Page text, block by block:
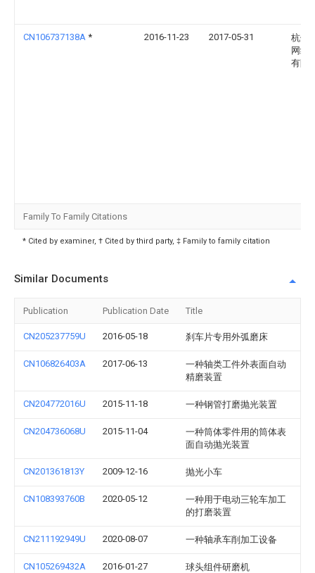
CN106737138A * 2016-11-23 2017-05-31
杭州
网络
有限
Family To Family Citations
* Cited by examiner, † Cited by third party, ‡ Family to family citation
Similar Documents
Publication Publication Date Title
CN205237759U 2016-05-18 刹车片专用外弧磨床
CN106826403A 2017-06-13
一种轴类工件外表面自动
精磨装置
CN204772016U 2015-11-18 一种钢管打磨抛光装置
CN204736068U 2015-11-04
一种筒体零件用的筒体表
面自动抛光装置
CN201361813Y 2009-12-16 抛光小车
CN108393760B 2020-05-12
一种用于电动三轮车加工
的打磨装置
CN211192949U 2020-08-07 一种轴承车削加工设备
CN105269432A 2016-01-27 球头组件研磨机